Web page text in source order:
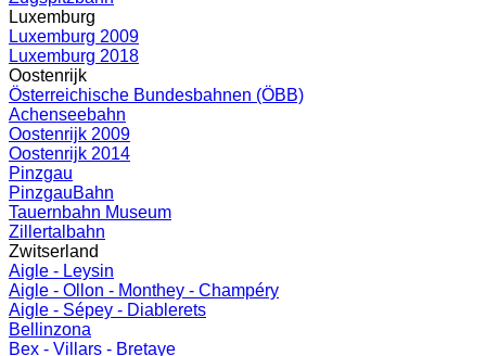
Luxemburg
Luxemburg 2009
Luxemburg 2018
Oostenrijk
Österreichische Bundesbahnen (ÖBB)
Achenseebahn
Oostenrijk 2009
Oostenrijk 2014
Pinzgau
PinzgauBahn
Tauernbahn Museum
Zillertalbahn
Zwitserland
Aigle - Leysin
Aigle - Ollon - Monthey - Champéry
Aigle - Sépey - Diablerets
Bellinzona
Bex - Villars - Bretaye